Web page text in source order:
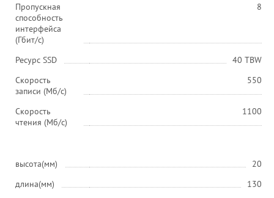
Пропускная
способность
интерфейса
(Гбит/с)
8
Ресурс SSD
40 TBW
Скорость
записи (Мб/с)
550
Скорость
чтения (Мб/с)
1100
высота(мм)
20
длина(мм)
130